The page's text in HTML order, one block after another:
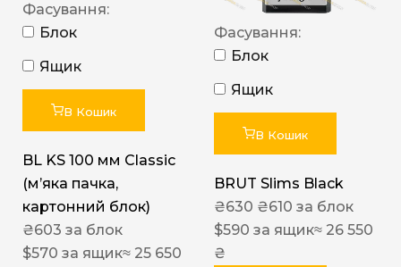
Фасування:
Блок
Ящик
В Кошик
BL KS 100 мм Classic
(м’яка пачка,
картонний блок)
₴603 за блок
$570 за ящик≈ 25 650
Фасування:
Блок
Ящик
В Кошик
BRUT Slims Black
₴630 ₴610 за блок
$590 за ящик≈ 26 550
₴